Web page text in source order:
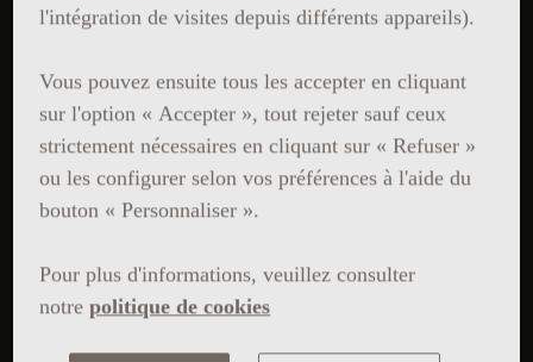
l'intégration de visites depuis différents appareils).
Vous pouvez ensuite tous les accepter en cliquant
sur l'option « Accepter », tout rejeter sauf ceux
strictement nécessaires en cliquant sur « Refuser »
ou les configurer selon vos préférences à l'aide du
bouton « Personnaliser ».
Pour plus d'informations, veuillez consulter
notre politique de cookies